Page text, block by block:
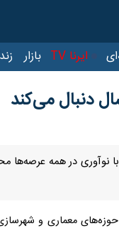
بازار زندگی سایر
دنبال می‌کند
در همه عرصه‌ها
معماری و